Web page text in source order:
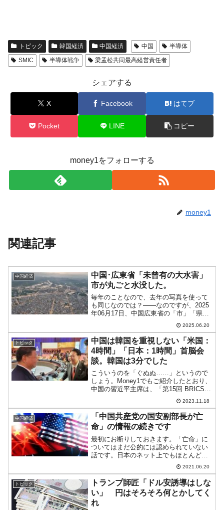
トピック 韓国経済 中国経済 中国
半導体
SMIC
半導体戦争 梁孟松共同最高経営責任者
シェアする
X Facebook はてブ
Pocket LINE コピー
money1をフォローする
money1
関連記事
中国経済
中国･広東省「未曾有の大水害」
市が丸ごと水没した。
毎年のことなので、去年の写真を使って
も同じなのでは？――なのですが、2025
年06月17日、中国広東省の「市」「県」
が大雨・洪水によって丸ごと水没すると
いう大陸的スケールの被害を受けまし
た。広東省は中国本土の南部沿海にある
省です。今回の水害...
2025.06.20
トピック
中国は韓国を重視しない「米国：
4時間」「日本：1時間」首脳会
談。韓国は3分でした
こういうのを「ぐぬぬ……」というので
しょう。Money1でもご紹介したとおり、
中国の習近平主席は、「第15回 BRICSサ
ミット」（2023年08月22～24日）に出席
した後、09月09～10日に開催された20カ
国・地域（G20首脳会議）を...
2023.11.18
中国経済
「中国共産党の国安副部長が亡
命」の情報の続きです
最初にお断りしておきます。「亡命」に
ついてはまだ公的には認められていない
話です。日本のネット上でもほとんど見
かけませんが、アメリカ合衆国と中国で
は中国共産党『国家安全部』董経維副部
長が合衆国に亡命したのではないか、と
いう話はヒートアップして...
2021.06.20
トピック
トランプ師匠「ドル安誘導はしな
い」 円はそろそろ何とかしてく
れ